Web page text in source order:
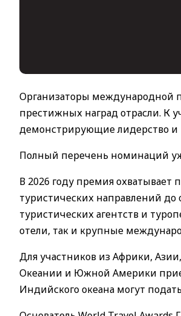
Организаторы международной
престижных наград отрасли. К
демонстрирующие лидерство и
Полный перечень номинаций
В 2026 году премия
туристических направлений до
туристических агентств и
отели, так и крупные
Для участников из Африки,
Океании и Южной Америки
Индийского океана могут